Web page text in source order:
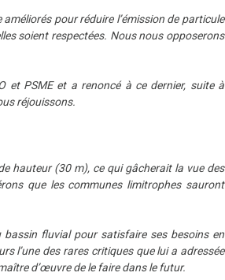
pour réduire l’émission de particule
soient respectées. Nous nous opposerons
et PSME et a renoncé à ce dernier, suite à
réjouissons.
hauteur (30 m), ce qui gâcherait la vue des
que les communes limitrophes sauront
bassin fluvial pour satisfaire ses besoins en
l’une des rares critiques que lui a adressée
d’œuvre de le faire dans le futur.